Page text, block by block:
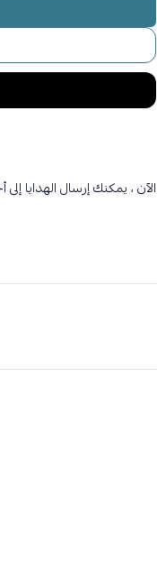
الآن ، يمكنك إرسال الهدايا